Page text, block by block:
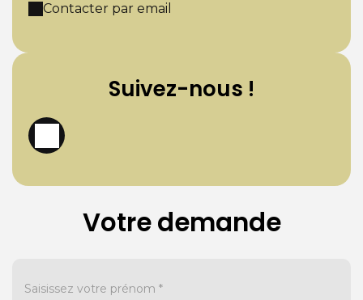
Votre demande
Contacter par email
Suivez-nous !